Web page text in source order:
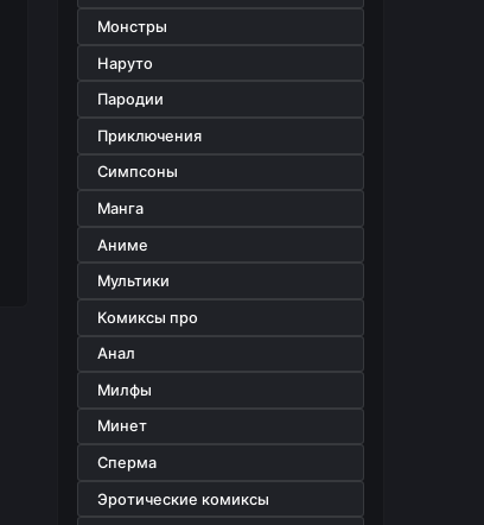
Монстры
Наруто
Пародии
Приключения
Симпсоны
Манга
Аниме
Мультики
Комиксы про
Анал
Милфы
Минет
Сперма
Эротические комиксы